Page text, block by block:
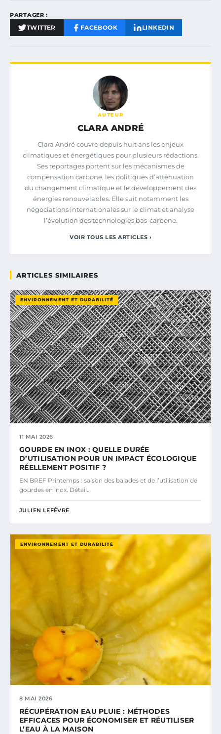
PARTAGER :
TWITTER FACEBOOK LINKEDIN
AUTEUR
CLARA ANDRÉ
Clara André couvre depuis huit ans les enjeux
climatiques et énergétiques pour plusieurs rédactions.
Ses reportages portent sur les mécanismes de
compensation carbone, les politiques d’atténuation
du changement climatique et le développement des
énergies renouvelables. Elle suit notamment les
négociations internationales sur le climat et analyse
l’évolution des technologies bas-carbone.
VOIR TOUS LES ARTICLES ›
ARTICLES SIMILAIRES
ENVIRONNEMENT ET DURABILITÉ
11 MAI 2026
GOURDE EN INOX : QUELLE DURÉE
D’UTILISATION POUR UN IMPACT ÉCOLOGIQUE
RÉELLEMENT POSITIF ?
EN BREF Printemps : saison des balades et de l’utilisation de
gourdes en inox. Détail…
JULIEN LEFÈVRE
ENVIRONNEMENT ET DURABILITÉ
8 MAI 2026
RÉCUPÉRATION EAU PLUIE : MÉTHODES
EFFICACES POUR ÉCONOMISER ET RÉUTILISER
L’EAU À LA MAISON